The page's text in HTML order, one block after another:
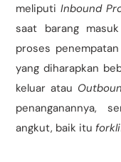
meliputiInbound
saat barang
proses
yang diharapkan
keluar atau
penanganannya,
angkut, baik itu